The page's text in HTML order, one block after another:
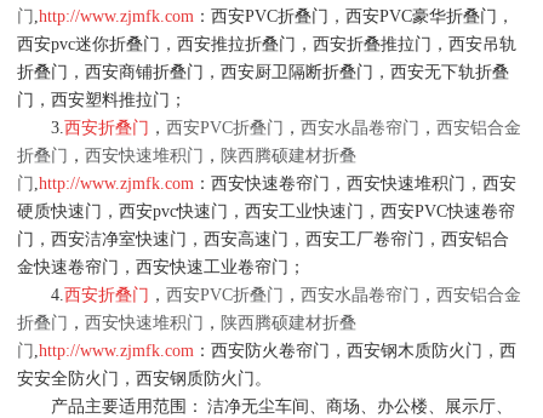
门 ,http://www.zjmfk.com ：西安PVC折叠门，西安PVC豪华折叠门，
西安pvc迷你折叠门，西安推拉折叠门，西安折叠推拉门，西安吊轨
折叠门，西安商铺折叠门，西安厨卫隔断折叠门，西安无下轨折叠
门，西安塑料推拉门；
3.西安折叠门 ， 西安PVC折叠门 ， 西安水晶卷帘门 ， 西安铝合金
折叠门 ， 西安快速堆积门 ， 陕西腾硕建材折叠
门 ,http://www.zjmfk.com ：西安快速卷帘门，西安快速堆积门，西安
硬质快速门，西安pvc快速门，西安工业快速门，西安PVC快速卷帘
门，西安洁净室快速门，西安高速门，西安工厂卷帘门，西安铝合
金快速卷帘门，西安快速工业卷帘门；
4.西安折叠门 ， 西安PVC折叠门 ， 西安水晶卷帘门 ， 西安铝合金
折叠门 ， 西安快速堆积门 ， 陕西腾硕建材折叠
门 ,http://www.zjmfk.com ：西安防火卷帘门，西安钢木质防火门，西
安安全防火门，西安钢质防火门。
产品主要适用范围： 洁净无尘车间、商场、办公楼、展示厅、